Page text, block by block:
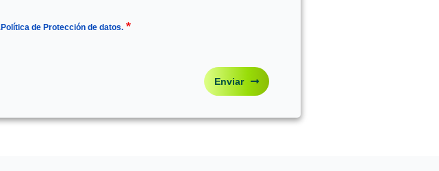
Política de Protección de datos.
Enviar